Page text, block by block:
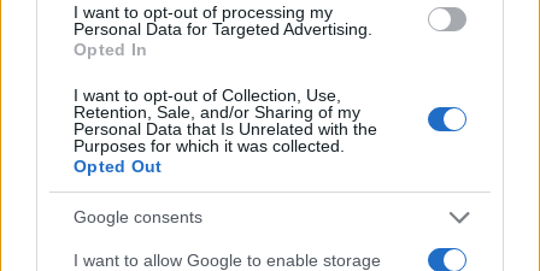
I want to opt-out of processing my
Personal Data for Targeted Advertising.
Opted In
I want to opt-out of Collection, Use,
Retention, Sale, and/or Sharing of my
Personal Data that Is Unrelated with the
Purposes for which it was collected.
Opted Out
Google consents
I want to allow Google to enable storage
Startup IA: il valore strategico di paper e benchmark
Emanuele Galli · 8 Ago 2026